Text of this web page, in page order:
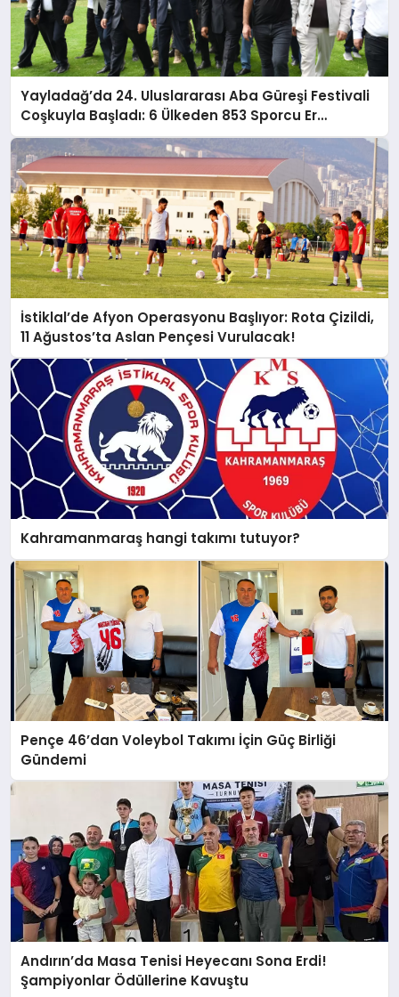
Yayladağ’da 24. Uluslararası Aba Güreşi Festivali
Coşkuyla Başladı: 6 Ülkeden 853 Sporcu Er
Meydanında!
İstiklal’de Afyon Operasyonu Başlıyor: Rota Çizildi,
11 Ağustos’ta Aslan Pençesi Vurulacak!
Kahramanmaraş hangi takımı tutuyor?
Pençe 46’dan Voleybol Takımı İçin Güç Birliği
Gündemi
Andırın’da Masa Tenisi Heyecanı Sona Erdi!
Şampiyonlar Ödüllerine Kavuştu